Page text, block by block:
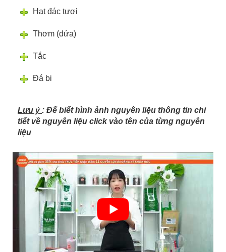
Hạt đác tươi
Thơm (dứa)
Tắc
Đá bi
Lưu ý : Để biết hình ảnh nguyên liệu thông tin chi
tiết về nguyên liệu click vào tên của từng nguyên
liệu